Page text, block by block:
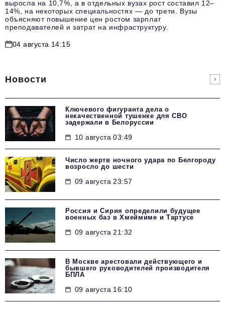
выросла на 10,7%, а в отдельных вузах рост составил 12–
14%, на некоторых специальностях — до трети. Вузы
объясняют повышение цен ростом зарплат
преподавателей и затрат на инфраструктуру.
04 августа 14:15
Новости
Ключевого фигуранта дела о
некачественной тушенке для СВО
задержали в Белоруссии
10 августа 03:49
Число жертв ночного удара по Белгороду
возросло до шести
09 августа 23:57
Россия и Сирия определили будущее
военных баз в Хмеймиме и Тартусе
09 августа 21:32
В Москве арестовали действующего и
бывшего руководителей производителя
БПЛА
09 августа 16:10